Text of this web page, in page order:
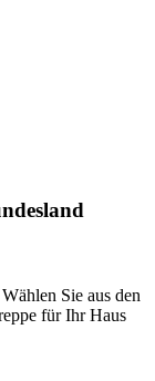
Sie aus den
für Ihr Haus